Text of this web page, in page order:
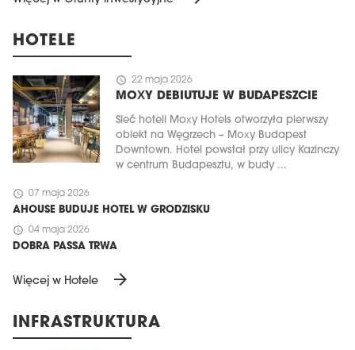
HOTELE
schedule 22 maja 2026
MOXY DEBIUTUJE W BUDAPESZCIE
Sieć hoteli Moxy Hotels otworzyła pierwszy
obiekt na Węgrzech – Moxy Budapest
Downtown. Hotel powstał przy ulicy Kazinczy
w centrum Budapesztu, w budy ...
schedule 07 maja 2026
AHOUSE BUDUJE HOTEL W GRODZISKU
schedule 04 maja 2026
DOBRA PASSA TRWA
Więcej w Hotele arrow_forward
INFRASTRUKTURA